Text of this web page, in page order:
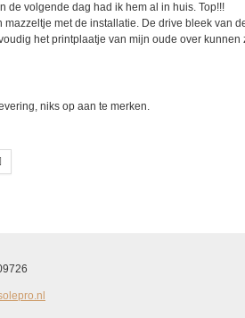
de volgende dag had ik hem al in huis. Top!!!
mazzeltje met de installatie. De drive bleek van
het printplaatje van mijn oude over
niks op aan te merken.
product?